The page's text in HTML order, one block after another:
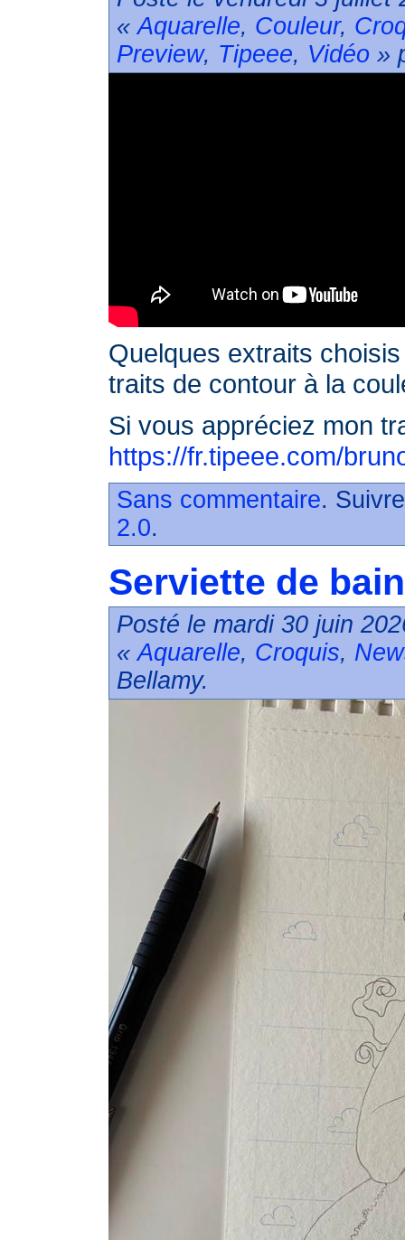
«Aquarelle, Couleur,
Preview, Tipeee, Vidéo »
Quelques extraits
traits de contour à la
Si vous appréciez mon
https://fr.tipeee.com/
Sans commentaire.
2.0.
Serviette de
Posté le mardi 30 juin
«Aquarelle, Croquis,
Bellamy.